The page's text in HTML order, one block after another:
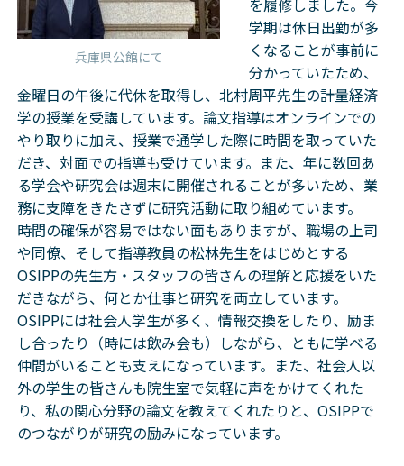
兵庫県公館にて
を履修しました。今
学期は休日出勤が多
くなることが事前に
分かっていたため、
金曜日の午後に代休を取得し、北村周平先生の計量経済
学の授業を受講しています。論文指導はオンラインでの
やり取りに加え、授業で通学した際に時間を取っていた
だき、対面での指導も受けています。また、年に数回あ
る学会や研究会は週末に開催されることが多いため、業
務に支障をきたさずに研究活動に取り組めています。
時間の確保が容易ではない面もありますが、職場の上司
や同僚、そして指導教員の松林先生をはじめとする
OSIPPの先生方・スタッフの皆さんの理解と応援をいた
だきながら、何とか仕事と研究を両立しています。
OSIPPには社会人学生が多く、情報交換をしたり、励ま
し合ったり（時には飲み会も）しながら、ともに学べる
仲間がいることも支えになっています。また、社会人以
外の学生の皆さんも院生室で気軽に声をかけてくれた
り、私の関心分野の論文を教えてくれたりと、OSIPPで
のつながりが研究の励みになっています。